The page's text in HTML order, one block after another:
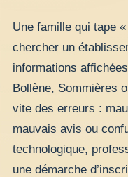
Une famille qui tape
chercher un
informations
Bollène, Sommières
vite des erreurs :
mauvais avis ou
technologique,
une démarche